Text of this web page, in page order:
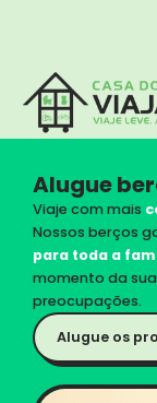
conteúdo
Alugue
Viaje com mais
Nossos berços
para toda a
momento da
preocupações.
Alugue os